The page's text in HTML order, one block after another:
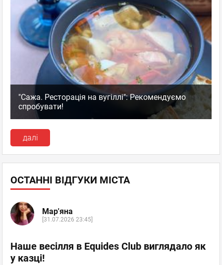
"Сажа. Ресторація на вугіллі": Рекомендуємо
спробувати!
далі
ОСТАННІ ВІДГУКИ МІСТА
Мар'яна
[31.07.2026 23:45]
Наше весілля в Equides Club виглядало як
у казці!